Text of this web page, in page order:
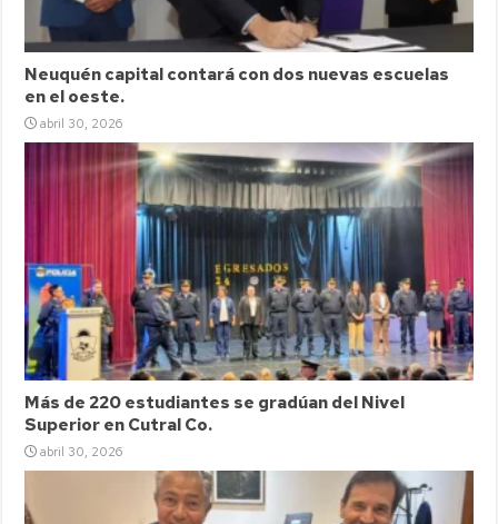
Neuquén capital contará con dos nuevas escuelas
en el oeste.
abril 30, 2026
Más de 220 estudiantes se gradúan del Nivel
Superior en Cutral Co.
abril 30, 2026